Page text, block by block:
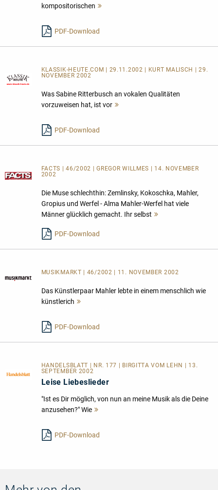
kompositorischen
PDF-Download
KLASSIK-HEUTE.COM | 29.11.2002 | KURT MALISCH | 29.
NOVEMBER 2002
Was Sabine Ritterbusch an vokalen Qualitäten
vorzuweisen hat, ist vor
PDF-Download
FACTS | 46/2002 | GREGOR WILLMES | 14. NOVEMBER
2002
Die Muse schlechthin: Zemlinsky, Kokoschka, Mahler,
Gropius und Werfel - Alma Mahler-Werfel hat viele
Männer glücklich gemacht. Ihr selbst
PDF-Download
MUSIKMARKT | 46/2002 | 11. NOVEMBER 2002
Das Künstlerpaar Mahler lebte in einem menschlich wie
künstlerich
PDF-Download
HANDELSBLATT | NR. 177 | BIRGITTA VOM LEHN | 13.
SEPTEMBER 2002
Leise Liebeslieder
"Ist es Dir möglich, von nun an meine Musik als die Deine
anzusehen?" Wie
PDF-Download